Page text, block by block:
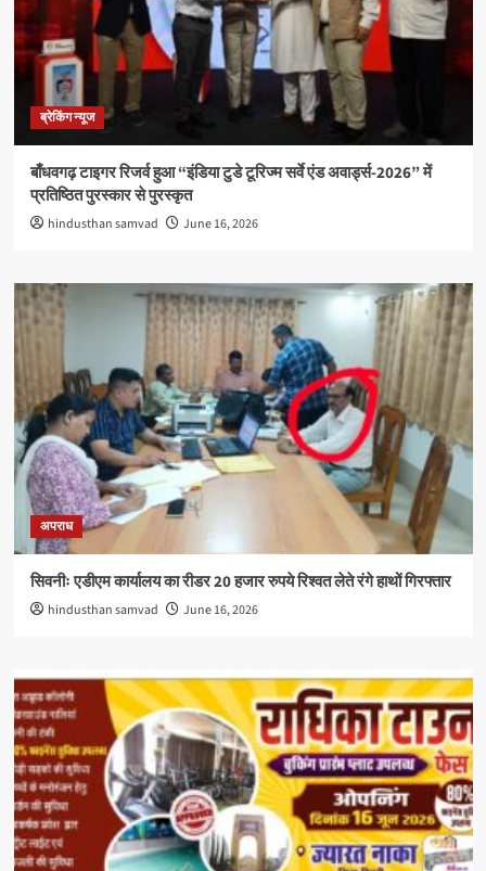
ब्रेकिंग न्यूज
बाँधवगढ़ टाइगर रिजर्व हुआ “इंडिया टुडे टूरिज्म सर्वे एंड अवार्ड्स-2026” में
प्रतिष्ठित पुरस्कार से पुरस्कृत
hindusthan samvad June 16, 2026
अपराध
सिवनीः एडीएम कार्यालय का रीडर 20 हजार रुपये रिश्वत लेते रंगे हाथों गिरफ्तार
hindusthan samvad June 16, 2026